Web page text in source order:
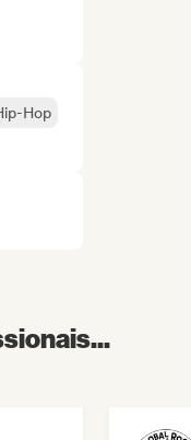
Hop